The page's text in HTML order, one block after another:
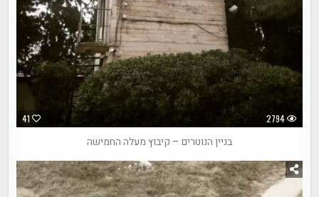
41 2794
בניין הנוטרים – קיבוץ מעלה החמישה